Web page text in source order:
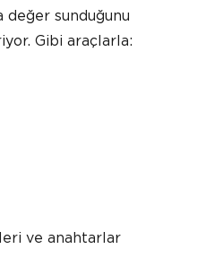
değer sunduğunu
Gibi araçlarla:
ve anahtarlar